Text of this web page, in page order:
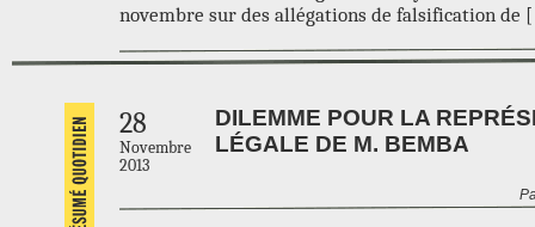
novembre sur des allégations de falsification de
28
Novembre
2013
DILEMME POUR LA
LÉGALE DE M. BEMBA